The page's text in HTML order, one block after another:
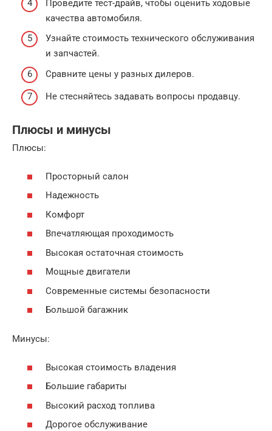
Проведите тест-драйв, чтобы оценить ходовые
качества автомобиля.
Узнайте стоимость технического обслуживания
и запчастей.
Сравните цены у разных дилеров.
Не стесняйтесь задавать вопросы продавцу.
Плюсы и минусы
Плюсы:
Просторный салон
Надежность
Комфорт
Впечатляющая проходимость
Высокая остаточная стоимость
Мощные двигатели
Современные системы безопасности
Большой багажник
Минусы:
Высокая стоимость владения
Большие габариты
Высокий расход топлива
Дорогое обслуживание